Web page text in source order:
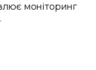
моніторинг